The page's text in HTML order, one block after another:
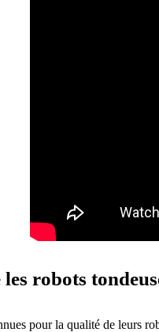
robots
pour la qualité de leurs